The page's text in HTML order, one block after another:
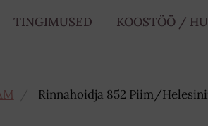
TINGIMUSED KOOSTÖÖ /
Rinnahoidja 852 Piim/